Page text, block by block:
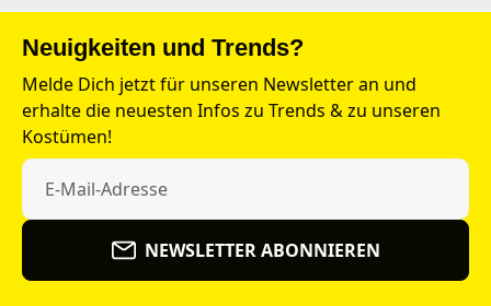
Neuigkeiten und Trends?
Melde Dich jetzt für unseren Newsletter an und
erhalte die neuesten Infos zu Trends & zu unseren
Kostümen!
NEWSLETTER ABONNIEREN